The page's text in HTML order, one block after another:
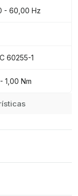
- 60,00 Hz
60255-1
1,00 Nm